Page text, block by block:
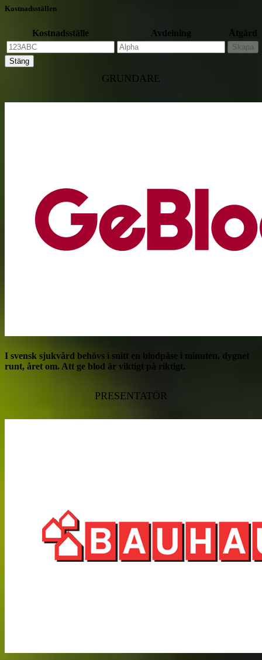
Kostnadsställen
Kostnadsställe Avdelning Åtgärd
Skapa
Stäng
GRUNDARE
I svensk sjukvård behövs i snitt en blodpåse i minuten, dygnet
runt, året om. Att ge blod är viktigt på riktigt.
PRESENTATÖR